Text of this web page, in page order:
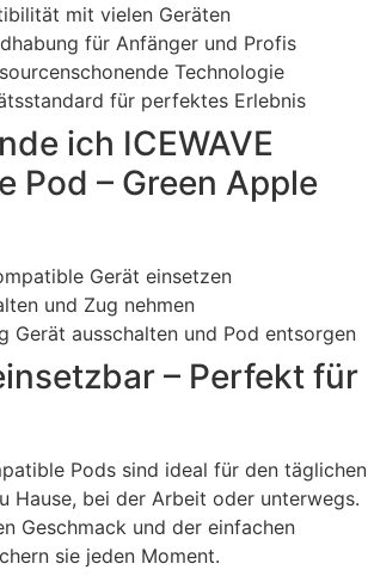
mit vielen Geräten
für Anfänger und Profis
Technologie
für perfektes Erlebnis
ich ICEWAVE
Pod – Green Apple
Gerät einsetzen
und Zug nehmen
Gerät ausschalten und Pod entsorgen
– Perfekt für
Pods sind ideal für den täglichen
Hause, bei der Arbeit oder unterwegs.
Geschmack und der einfachen
sie jeden Moment.